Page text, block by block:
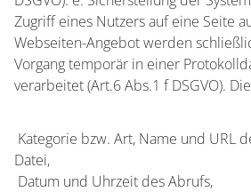
Zugriff eines Nutzers auf eine Seite
Webseiten-Angebot werden
Vorgang temporär in einer
verarbeitet (Art.6 Abs.1 f DSGVO).
 Kategorie bzw. Art, Name und URL
Datei,
 Datum und Uhrzeit des Abrufs,